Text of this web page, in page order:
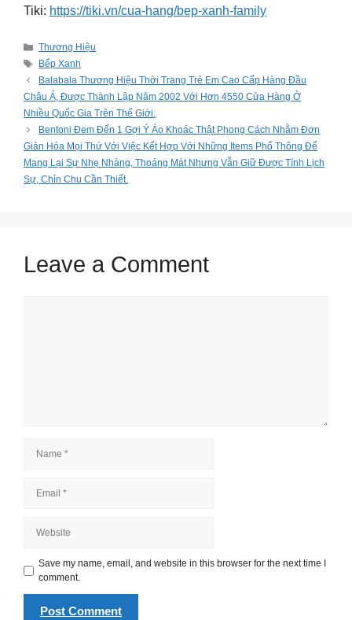
Tiki: https://tiki.vn/cua-hang/bep-xanh-family
Categories
Thương Hiệu
Tags
Bếp Xanh
Balabala Thương Hiệu Thời Trang Trẻ Em Cao Cấp Hàng Đầu
Châu Á, Được Thành Lập Năm 2002 Với Hơn 4550 Cửa Hàng Ở
Nhiều Quốc Gia Trên Thế Giới.
Bentoni Đem Đến 1 Gợi Ý Áo Khoác Thật Phong Cách Nhằm Đơn
Giản Hóa Mọi Thứ Với Việc Kết Hợp Với Những Items Phổ Thông Để
Mang Lại Sự Nhẹ Nhàng, Thoáng Mát Nhưng Vẫn Giữ Được Tính Lịch
Sự, Chỉn Chu Cần Thiết.
Leave a Comment
Save my name, email, and website in this browser for the next time I
comment.